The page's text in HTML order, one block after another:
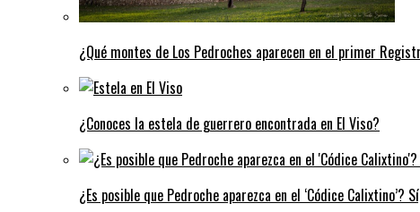
¿Qué montes de Los Pedroches aparecen en el primer
¿Conoces la estela de guerrero encontrada en El Viso?
¿Es posible que Pedroche aparezca en el ‘Códice Calixtino’?